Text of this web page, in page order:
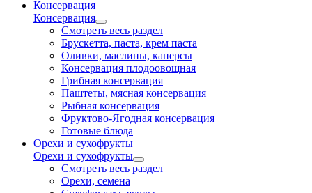
Консервация
Консервация
Смотреть весь раздел
Брускетта, паста, крем паста
Оливки, маслины, каперсы
Консервация плодоовощная
Грибная консервация
Паштеты, мясная консервация
Рыбная консервация
Фруктово-Ягодная консервация
Готовые блюда
Орехи и сухофрукты
Орехи и сухофрукты
Смотреть весь раздел
Орехи, семена